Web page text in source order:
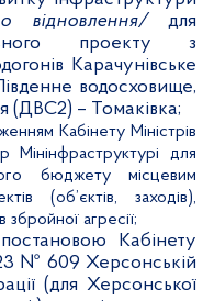
відновлення/для
проекту з
Карачунівське
водосховище,
(ДВС2) – Томаківка;
Кабінету Міністрів
для
бюджету місцевим
(об’єктів, заходів),
збройної агресії;
Кабінету
№ 609 Херсонській
(для Херсонської